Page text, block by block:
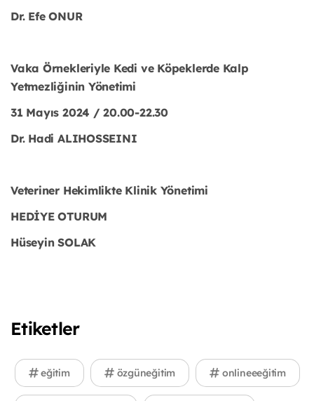
Dr. Efe ONUR
Vaka Örnekleriyle Kedi ve Köpeklerde Kalp
Yetmezliğinin Yönetimi
31 Mayıs 2024 / 20.00-22.30
Dr. Hadi ALIHOSSEINI
Veteriner Hekimlikte Klinik Yönetimi
HEDİYE OTURUM
Hüseyin SOLAK
Etiketler
eğitim özgüneğitim onlineeeğitim